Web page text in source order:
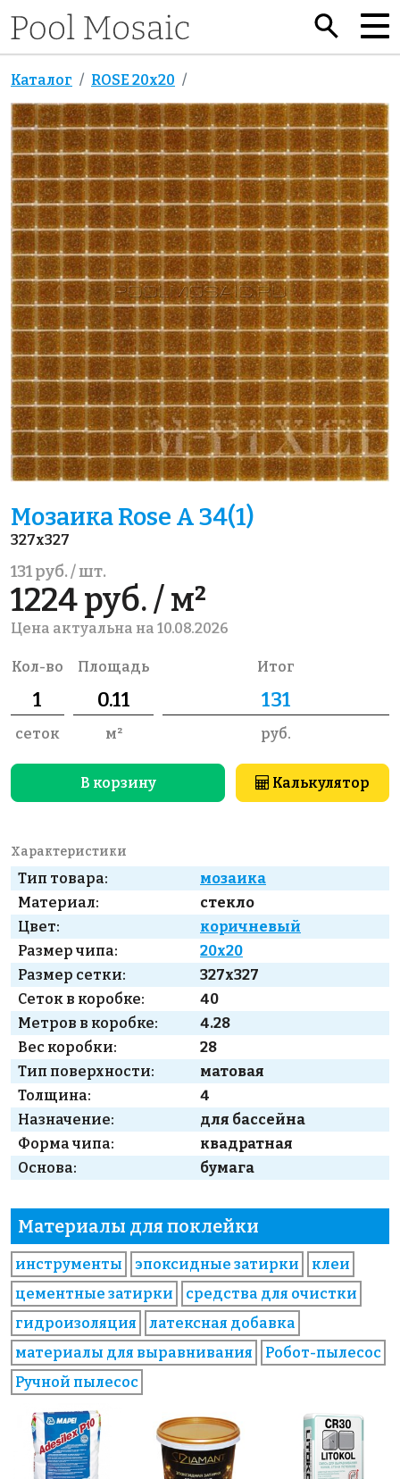
Каталог ROSE 20x20
Мозаика Rose A 34(1)
327x327
131 руб. / шт.
1224 руб. / м²
Цена актуальна на 10.08.2026
Кол-во
сеток
Площадь
м²
Итог
руб.
В корзину Калькулятор
Характеристики
Тип товара:
мозаика
Материал:
стекло
Цвет:
коричневый
Размер чипа:
20x20
Размер сетки:
327x327
Сеток в коробке:
40
Метров в коробке:
4.28
Вес коробки:
28
Тип поверхности:
матовая
Толщина:
4
Назначение:
для бассейна
Форма чипа:
квадратная
Основа:
бумага
Материалы для поклейки
инструменты эпоксидные затирки
клеи
цементные затирки
средства для очистки
гидроизоляция
латексная добавка
материалы для выравнивания
Робот-пылесос
Ручной пылесос